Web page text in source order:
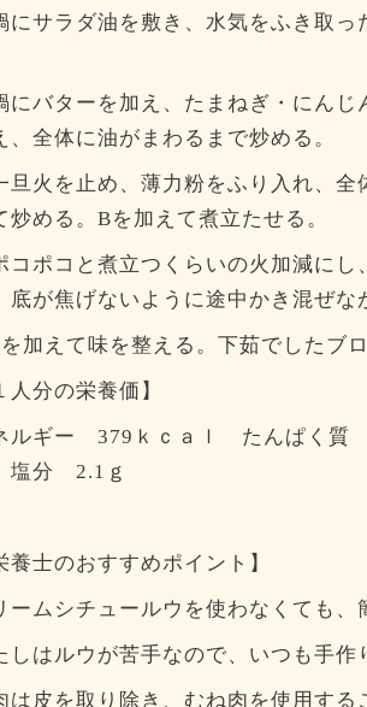
サラダ油を敷き、水気をふき取っ
バターを加え、たまねぎ・にんじ
、全体に油がまわるまで炒める。
火を止め、薄力粉をふり入れ、全
炒める。Bを加えて煮立たせる。
ポコと煮立つくらいの火加減にし
底が焦げないように途中かき混ぜな
加えて味を整える。下茹でしたブ
人分の栄養価】
ルギー 379ｋｃａｌ たんぱく
塩分 2.1ｇ
養士のおすすめポイント】
ームシチュールウを使わなくても、
しはルウが苦手なので、いつも手
は皮を取り除き、むね肉を使用する